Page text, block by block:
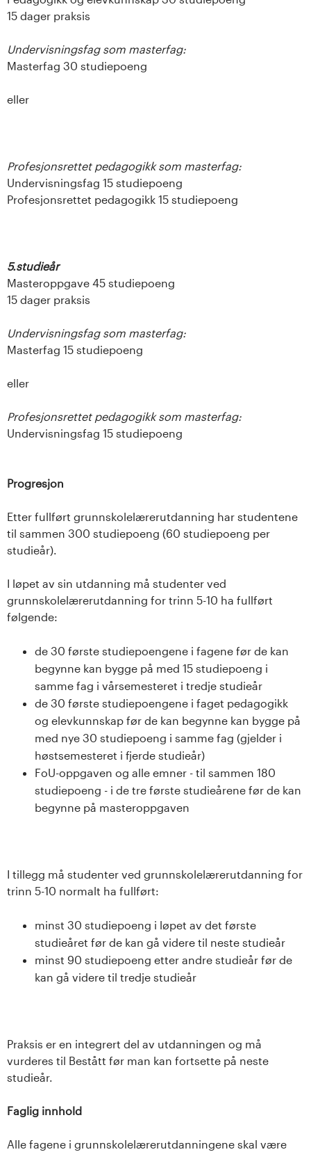
15 dager praksis
Undervisningsfag som masterfag:
Masterfag 30 studiepoeng
eller
Profesjonsrettet pedagogikk som masterfag:
Undervisningsfag 15 studiepoeng
Profesjonsrettet pedagogikk 15 studiepoeng
5.studieår
Masteroppgave 45 studiepoeng
15 dager praksis
Undervisningsfag som masterfag:
Masterfag 15 studiepoeng
eller
Profesjonsrettet pedagogikk som masterfag:
Undervisningsfag 15 studiepoeng
Progresjon
Etter fullført grunnskolelærerutdanning har studentene
til sammen 300 studiepoeng (60 studiepoeng per
studieår).
I løpet av sin utdanning må studenter ved
grunnskolelærerutdanning for trinn 5-10 ha fullført
følgende:
de 30 første studiepoengene i fagene før de kan
begynne kan bygge på med 15 studiepoeng i
samme fag i vårsemesteret i tredje studieår
de 30 første studiepoengene i faget pedagogikk
og elevkunnskap før de kan begynne kan bygge på
med nye 30 studiepoeng i samme fag (gjelder i
høstsemesteret i fjerde studieår)
FoU-oppgaven og alle emner - til sammen 180
studiepoeng - i de tre første studieårene før de kan
begynne på masteroppgaven
I tillegg må studenter ved grunnskolelærerutdanning for
trinn 5-10 normalt ha fullført:
minst 30 studiepoeng i løpet av det første
studieåret før de kan gå videre til neste studieår
minst 90 studiepoeng etter andre studieår før de
kan gå videre til tredje studieår
Praksis er en integrert del av utdanningen og må
vurderes til Bestått før man kan fortsette på neste
studieår.
Faglig innhold
Alle fagene i grunnskolelærerutdanningene skal være